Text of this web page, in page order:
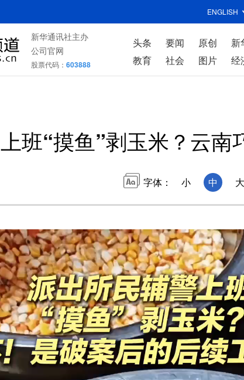
ENGLISH
新华通讯社主办
公司官网
股票代码： 603888
头条 要闻 原创 新
教育
社会 图片 经
上班“摸鱼”剥玉米？云南
字体： 小 中 大